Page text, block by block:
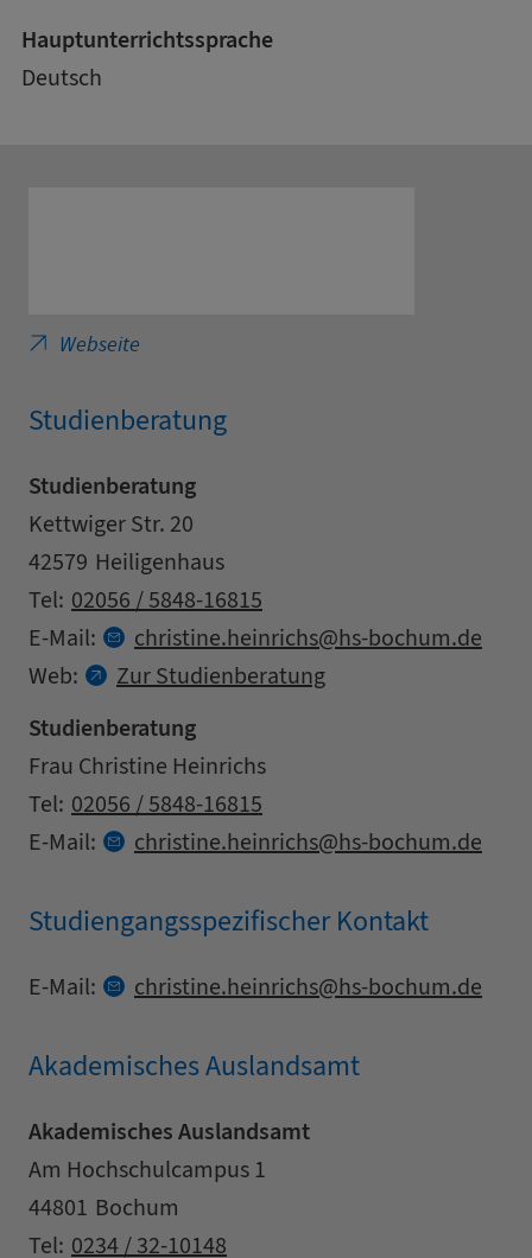
Hauptunterrichtssprache
Deutsch
Webseite
Studienberatung
Studienberatung
Adresse
Straße
Kettwiger Str. 20
Postleitzahl
42579
Stadt Heiligenhaus
Kontaktdaten
Tel: 02056 / 5848-16815
E-Mail:
christine.heinrichs at
hs-bochum.de
Web:
Zur Studienberatung
Studienberatung
Adresse
Name
Frau Christine Heinrichs
Kontaktdaten
Tel: 02056 / 5848-16815
E-Mail:
christine.heinrichs at
hs-bochum.de
Studiengangsspezifischer Kontakt
Kontaktdaten
E-Mail: christine.heinrichs at
hs-bochum.de
Akademisches Auslandsamt
Akademisches Auslandsamt
Adresse
Straße
Am Hochschulcampus 1
Postleitzahl
44801
Stadt Bochum
Kontaktdaten
Tel: 0234 / 32-10148